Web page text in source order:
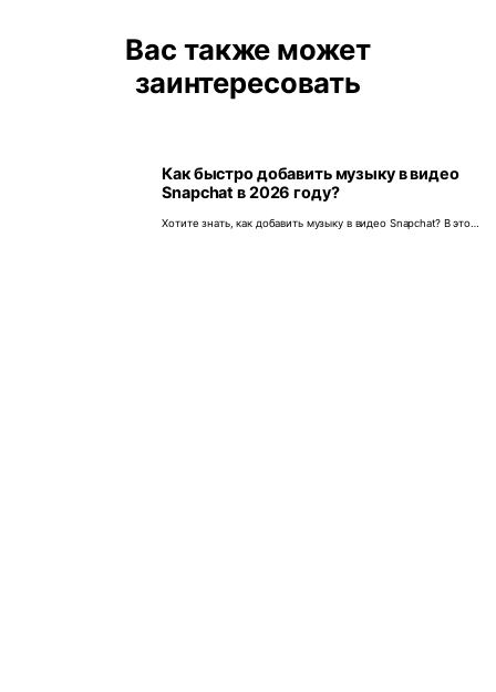
Вас также может
заинтересовать
Как быстро добавить музыку в видео
Snapchat в 2026 году?
Хотите знать, как добавить музыку в видео Snapchat? В этой